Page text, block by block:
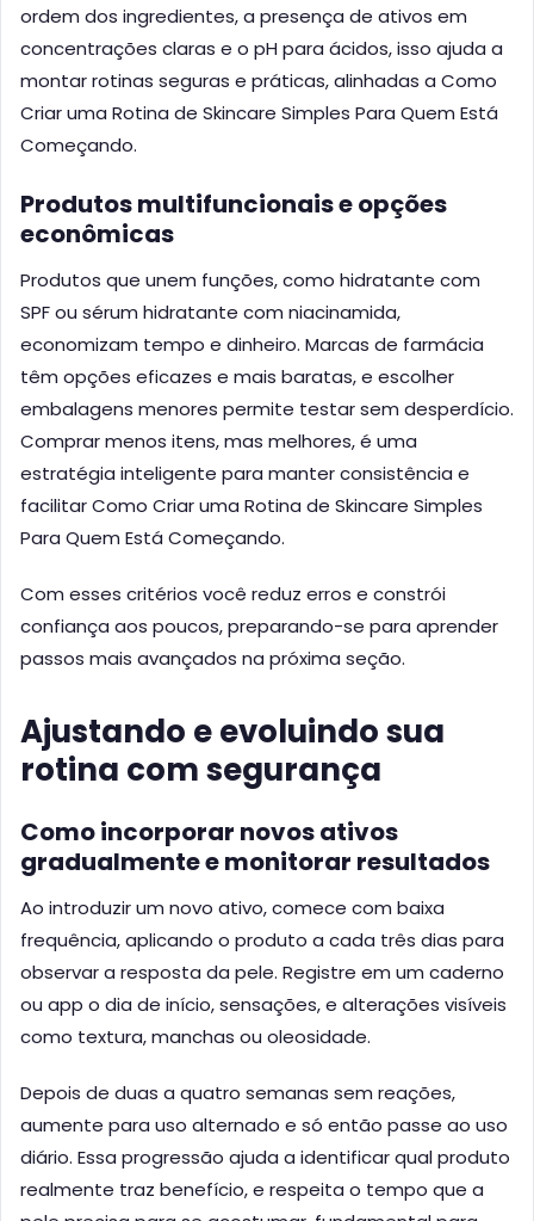
ordem dos ingredientes, a presença de ativos em
concentrações claras e o pH para ácidos, isso ajuda a
montar rotinas seguras e práticas, alinhadas a Como
Criar uma Rotina de Skincare Simples Para Quem Está
Começando.
Produtos multifuncionais e opções
econômicas
Produtos que unem funções, como hidratante com
SPF ou sérum hidratante com niacinamida,
economizam tempo e dinheiro. Marcas de farmácia
têm opções eficazes e mais baratas, e escolher
embalagens menores permite testar sem desperdício.
Comprar menos itens, mas melhores, é uma
estratégia inteligente para manter consistência e
facilitar Como Criar uma Rotina de Skincare Simples
Para Quem Está Começando.
Com esses critérios você reduz erros e constrói
confiança aos poucos, preparando-se para aprender
passos mais avançados na próxima seção.
Ajustando e evoluindo sua
rotina com segurança
Como incorporar novos ativos
gradualmente e monitorar resultados
Ao introduzir um novo ativo, comece com baixa
frequência, aplicando o produto a cada três dias para
observar a resposta da pele. Registre em um caderno
ou app o dia de início, sensações, e alterações visíveis
como textura, manchas ou oleosidade.
Depois de duas a quatro semanas sem reações,
aumente para uso alternado e só então passe ao uso
diário. Essa progressão ajuda a identificar qual produto
realmente traz benefício, e respeita o tempo que a